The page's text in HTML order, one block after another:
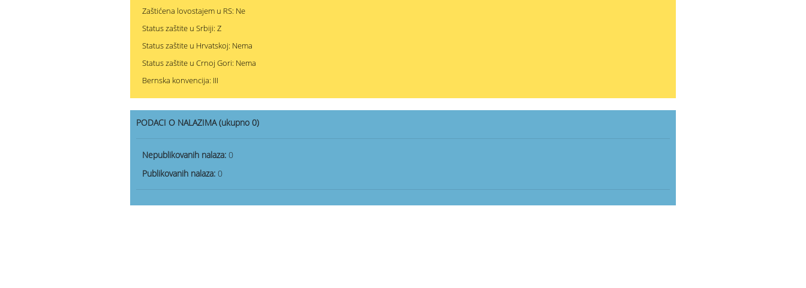
Zaštićena lovostajem u RS: Ne
Status zaštite u Srbiji: Z
Status zaštite u Hrvatskoj: Nema
Status zaštite u Crnoj Gori: Nema
Bernska konvencija: III
PODACI O NALAZIMA (ukupno 0)
Nepublikovanih nalaza: 0
Publikovanih nalaza: 0